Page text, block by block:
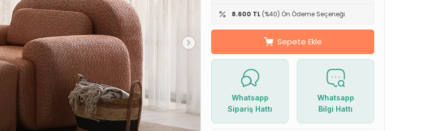
8.600 TL (%40) Ön Ödeme Seçeneği.
Sepete Ekle
Whatsapp
Sipariş Hattı
Whatsapp
Bilgi Hattı